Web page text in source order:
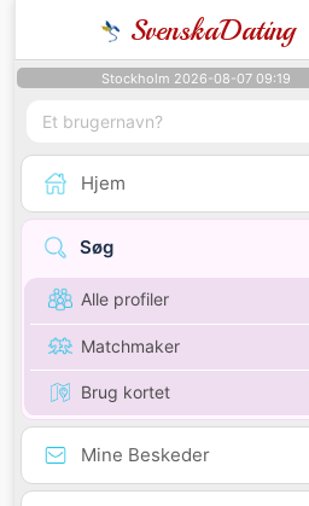
SvenskaDating
Stockholm 2026-08-07 09:19
Hjem
Søg
Alle profiler
Matchmaker
Brug kortet
Mine Beskeder